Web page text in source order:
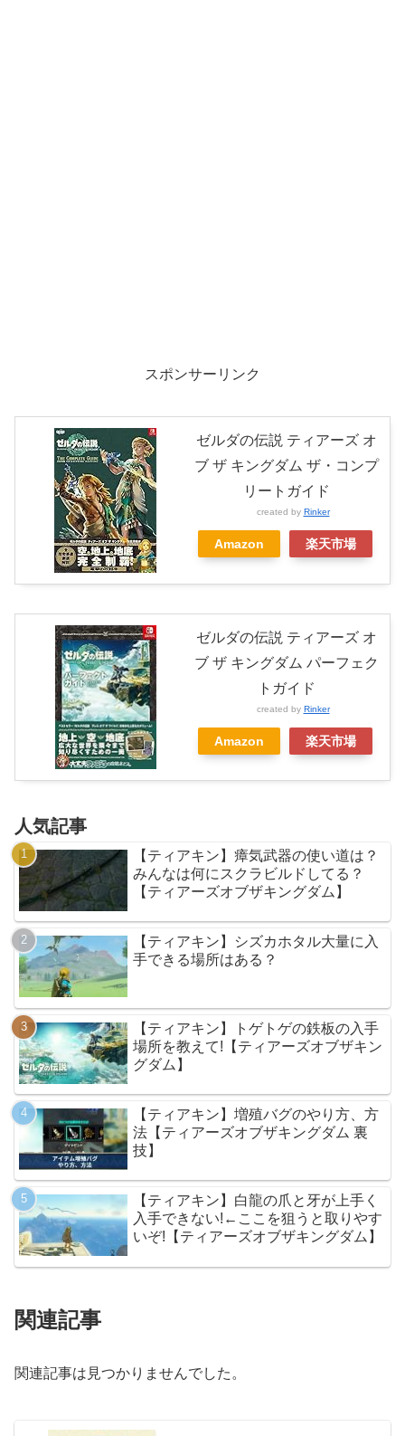
スポンサーリンク
ゼルダの伝説 ティアーズ オ
ブ ザ キングダム ザ・コンプ
リートガイド
created by Rinker
Amazon 楽天市場
ゼルダの伝説 ティアーズ オ
ブ ザ キングダム パーフェク
トガイド
created by Rinker
Amazon 楽天市場
人気記事
【ティアキン】瘴気武器の使い道は？
みんなは何にスクラビルドしてる？
【ティアーズオブザキングダム】
【ティアキン】シズカホタル大量に入
手できる場所はある？
【ティアキン】トゲトゲの鉄板の入手
場所を教えて!【ティアーズオブザキン
グダム】
【ティアキン】増殖バグのやり方、方
法【ティアーズオブザキングダム 裏
技】
【ティアキン】白龍の爪と牙が上手く
入手できない!←ここを狙うと取りやす
いぞ!【ティアーズオブザキングダム】
関連記事
関連記事は見つかりませんでした。